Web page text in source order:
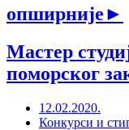
опширније►
Мастер
поморског
12.02.2020.
Конкурси и